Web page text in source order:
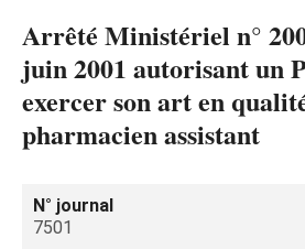
Arrêté Ministériel n°
juin 2001 autorisant un
exercer son art en
pharmacien assistant
N° journal
7501